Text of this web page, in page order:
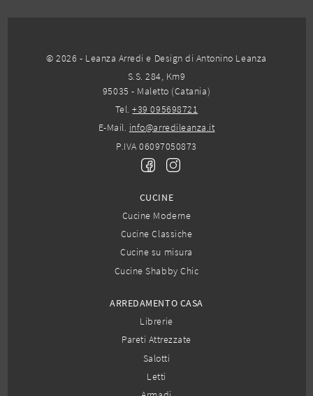
© 2026 - Leanza Arredi e Design di Antonino Leanza
S.S. 284, Km9
95035 - Maletto (Catania)
Tel.+39 095698721
E-Mail. info@arredileanza.it
P.IVA 06097050873
CUCINE
Cucine Moderne
Cucine Classiche
Cucine su misura
Cucine Shabby Chic
ARREDAMENTO CASA
Librerie
Pareti Attrezzate
Salotti
Letti